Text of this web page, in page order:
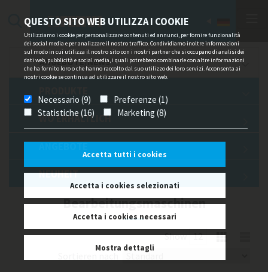
QUESTO SITO WEB UTILIZZA I COOKIE
Utilizziamo i cookie per personalizzare contenuti ed annunci, per fornire funzionalità
dei social media e per analizzare il nostro traffico. Condividiamo inoltre informazioni
sul modo in cui utilizza il nostro sito con i nostri partner che si occupano di analisi dei
dati web, pubblicità e social media, i quali potrebbero combinarle con altre informazioni
che ha fornito loro o che hanno raccolto dal suo utilizzo dei loro servizi. Acconsenta ai
nostri cookie se continua ad utilizzare il nostro sito web.
Necessario (9)
Preferenze (1)
Statistiche (16)
Marketing (8)
Accetta tutti i cookies
Accetta i cookies selezionati
Accetta i cookies necessari
Mostra dettagli
ANGEBOTE/NEWS
WO ERHÄLTLICH
ANGEBOTE
NEUHEIT
Bearbeitungsmaschinen
Show